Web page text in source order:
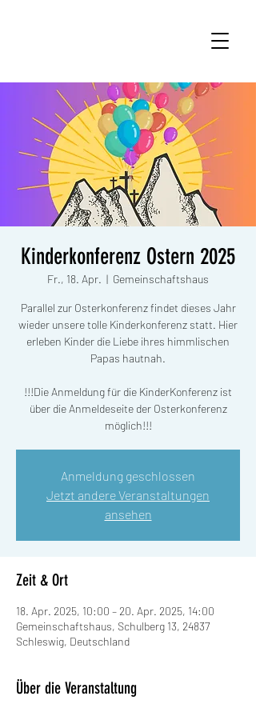
Kinderkonferenz Ostern 2025
Fr., 18. Apr.
  |
Gemeinschaftshaus
Parallel zur Osterkonferenz findet dieses Jahr
wieder unsere tolle Kinderkonferenz statt. Hier
erleben Kinder die Liebe ihres himmlischen
Papas hautnah.
!!!Die Anmeldung für die KinderKonferenz ist
über die Anmeldeseite der Osterkonferenz
möglich!!!
Anmeldung geschlossen
Jetzt andere Veranstaltungen
ansehen
Zeit & Ort
18. Apr. 2025, 10:00 – 20. Apr. 2025, 14:00
Gemeinschaftshaus, Schulberg 13, 24837
Schleswig, Deutschland
Über die Veranstaltung